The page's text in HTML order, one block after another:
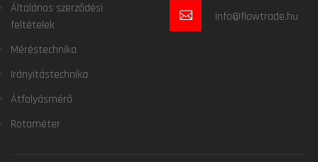
Általános szerződési
feltételek
Méréstechnika
Irányítástechnika
Átfolyásmérő
Rotaméter
info@flowtrade.hu